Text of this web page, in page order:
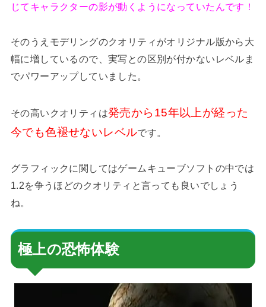
じてキャラクターの影が動くようになっていたんです！
そのうえモデリングのクオリティがオリジナル版から大
幅に増しているので、実写との区別が付かないレベルま
でパワーアップしていました。
その高いクオリティは発売から15年以上が経った
今でも色褪せないレベルです。
グラフィックに関してはゲームキューブソフトの中では
1.2を争うほどのクオリティと言っても良いでしょう
ね。
極上の恐怖体験